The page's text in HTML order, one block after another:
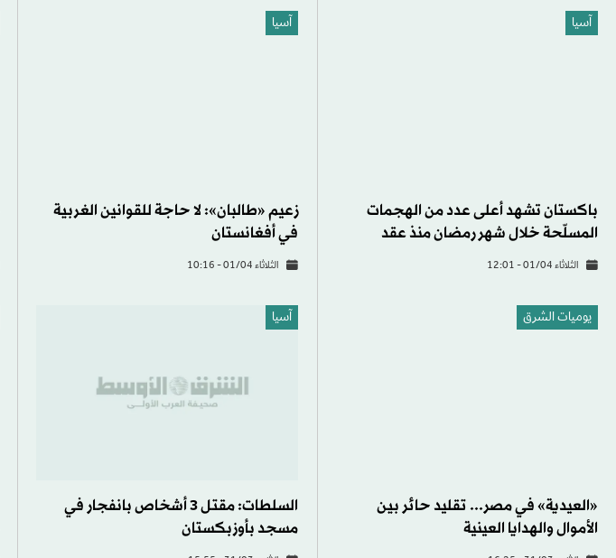
آسيا
باكستان تشهد أعلى عدد من الهجمات
المسلّحة خلال شهر رمضان منذ عقد
الثلاثاء 01/04 - 12:01
آسيا
الثلاثاء 01/04 - 10:16
يوميات الشرق
«العيدية» في مصر... تقليد حائر بين
الأموال والهدايا العينية
آسيا
السلطات: مقتل 3 أشخاص بانفجار في
مسجد بأوزبكستان